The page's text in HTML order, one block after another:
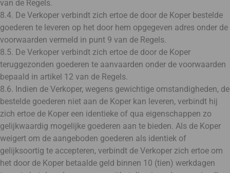
van de Regels.
8.4. De Verkoper verbindt zich ertoe de door de Koper bestelde
goederen te leveren op het door hem opgegeven adres onder de
voorwaarden vermeld in punt 9 van de Regels.
8.5. De Verkoper verbindt zich ertoe de door de Koper
teruggezonden goederen te aanvaarden onder de voorwaarden
bepaald in artikel 12 van de Regels.
8.6. Indien de Verkoper, wegens gewichtige omstandigheden, de
bestelde goederen niet aan de Koper kan leveren, verbindt hij
zich ertoe de Koper een identieke of qua eigenschappen zo
gelijkwaardig mogelijke goederen aan te bieden. Als de Koper
weigert om de aangeboden goederen als identiek of
gelijksoortig te accepteren, verbindt de Verkoper zich ertoe om
het door de Koper betaalde geld binnen 10 (tien) werkdagen